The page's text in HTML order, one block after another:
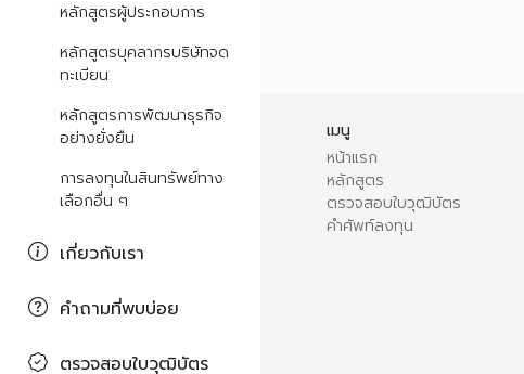
หลักสูตรผู้ประกอบการ
หลักสูตรบุคลากรบริษัทจด
ทะเบียน
หลักสูตรการพัฒนาธุรกิจ
อย่างยั่งยืน
การลงทุนในสินทรัพย์ทาง
เลือกอื่น ๆ
เกี่ยวกับเรา
คำถามที่พบบ่อย
ตรวจสอบใบวุฒิบัตร
เมนู
หน้าแรก
หลักสูตร
ตรวจสอบใบวุฒิบัตร
คำศัพท์ลงทุน